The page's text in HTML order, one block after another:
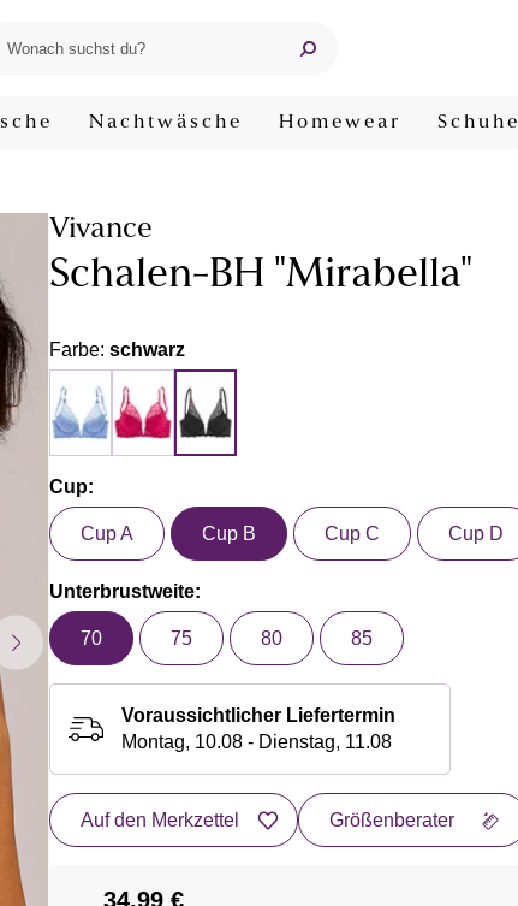
Nachtwäsche Homewear Schuhe
Vivance
Schalen-BH "Mirabella"
Farbe: schwarz
Cup:
Cup A Cup B Cup C Cup D
Unterbrustweite:
70 75 80 85
Voraussichtlicher Liefertermin
Montag, 10.08 - Dienstag, 11.08
Auf den Merkzettel Größenberater
34,99 €